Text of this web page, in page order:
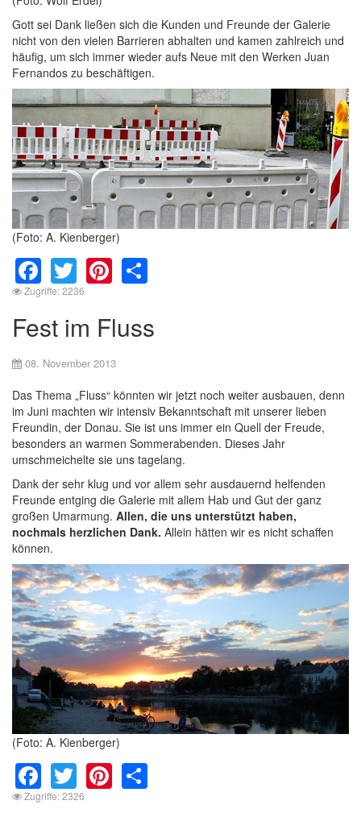
Gott sei Dank ließen sich die Kunden und Freunde der Galerie
nicht von den vielen Barrieren abhalten und kamen zahlreich und
häufig, um sich immer wieder aufs Neue mit den Werken Juan
Fernandos zu beschäftigen.
(Foto: A. Kienberger)
Facebook
TwitterPinterest
Zugriffe: 2236
Fest im Fluss
08. November 2013
Das Thema „Fluss“ könnten wir jetzt noch weiter ausbauen, denn
im Juni machten wir intensiv Bekanntschaft mit unserer lieben
Freundin, der Donau. Sie ist uns immer ein Quell der Freude,
besonders an warmen Sommerabenden. Dieses Jahr
umschmeichelte sie uns tagelang.
Dank der sehr klug und vor allem sehr ausdauernd helfenden
Freunde entging die Galerie mit allem Hab und Gut der ganz
großen Umarmung. Allen, die uns unterstützt haben,
nochmals herzlichen Dank. Allein hätten wir es nicht schaffen
können.
(Foto: A. Kienberger)
Facebook
TwitterPinterest
Zugriffe: 2326